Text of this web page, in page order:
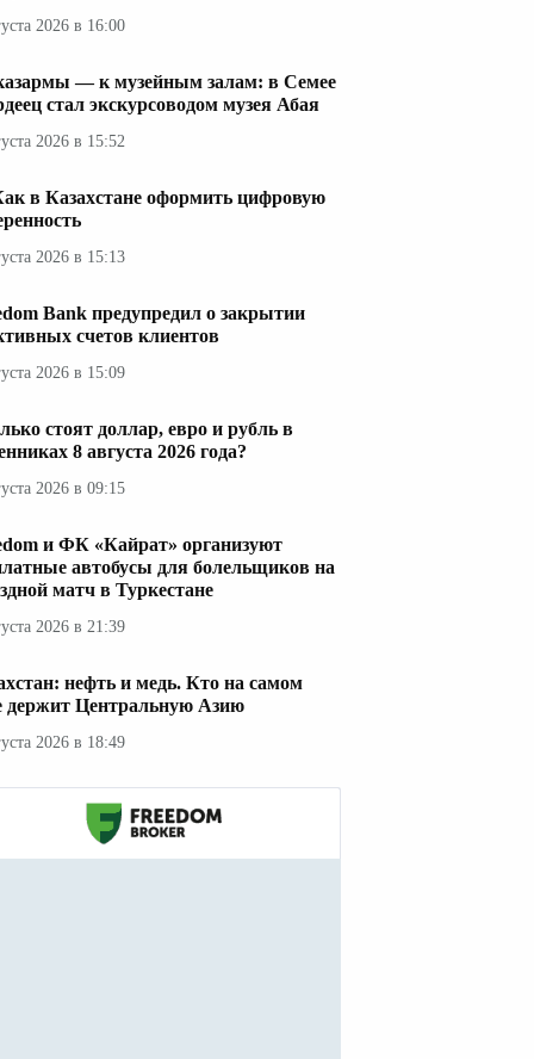
2026 в 16:00
— к музейным залам: в Семее
стал экскурсоводом музея Абая
2026 в 15:52
в Казахстане оформить цифровую
2026 в 15:13
Bank предупредил о закрытии
счетов клиентов
2026 в 15:09
стоят доллар, евро и рубль в
8 августа 2026 года?
2026 в 09:15
и ФК «Кайрат» организуют
автобусы для болельщиков на
матч в Туркестане
2026 в 21:39
нефть и медь. Кто на самом
держит Центральную Азию
2026 в 18:49